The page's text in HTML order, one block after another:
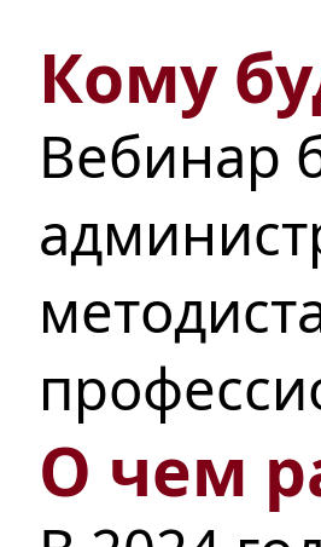
Кому
Вебинар
О чем